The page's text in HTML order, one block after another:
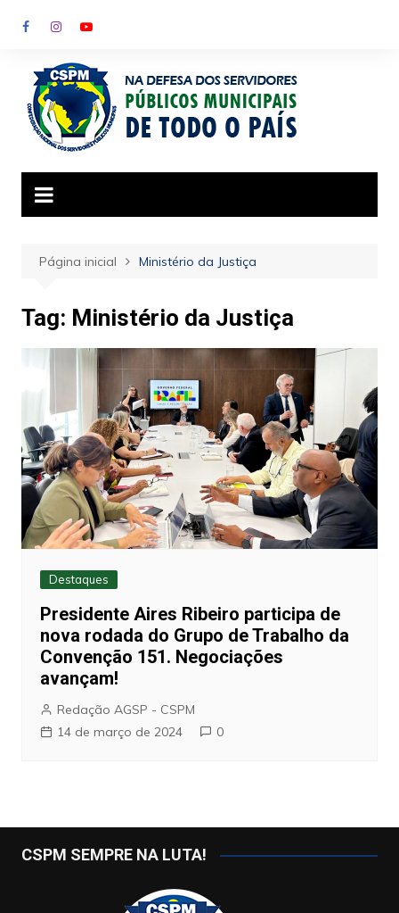
para
conteúdo
Página inicial Ministério da Justiça
Tag: Ministério da Justiça
Destaques
Presidente Aires Ribeiro participa de
nova rodada do Grupo de Trabalho da
Convenção 151. Negociações
avançam!
Redação AGSP - CSPM
14 de março de 2024
0
CSPM SEMPRE NA LUTA!